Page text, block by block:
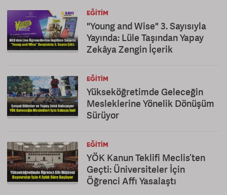
EĞITIM
"Young and Wise" 3. Sayısıyla
Yayında: Lüle Taşından Yapay
Zekâya Zengin İçerik
EĞITIM
Yükseköğretimde Geleceğin
Mesleklerine Yönelik Dönüşüm
Sürüyor
EĞITIM
YÖK Kanun Teklifi Meclis’ten
Geçti: Üniversiteler İçin
Öğrenci Affı Yasalaştı